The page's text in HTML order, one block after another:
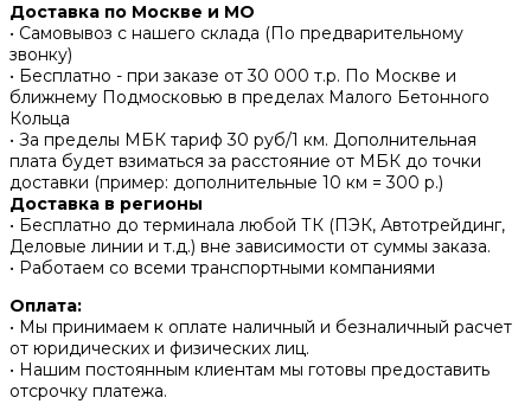
Доставка по Москве и МО
• Самовывоз с нашего склада (По предварительному
звонку)
• Бесплатно - при заказе от 30 000 т.р. По Москве и
ближнему Подмосковью в пределах Малого Бетонного
Кольца
• За пределы МБК тариф 30 руб/1 км. Дополнительная
плата будет взиматься за расстояние от МБК до точки
доставки (пример: дополнительные 10 км = 300 р.)
Доставка в регионы
• Бесплатно до терминала любой ТК (ПЭК, Автотрейдинг,
Деловые линии и т.д.) вне зависимости от суммы заказа.
• Работаем со всеми транспортными компаниями
Оплата:
• Мы принимаем к оплате наличный и безналичный расчет
от юридических и физических лиц.
• Нашим постоянным клиентам мы готовы предоставить
отсрочку платежа.